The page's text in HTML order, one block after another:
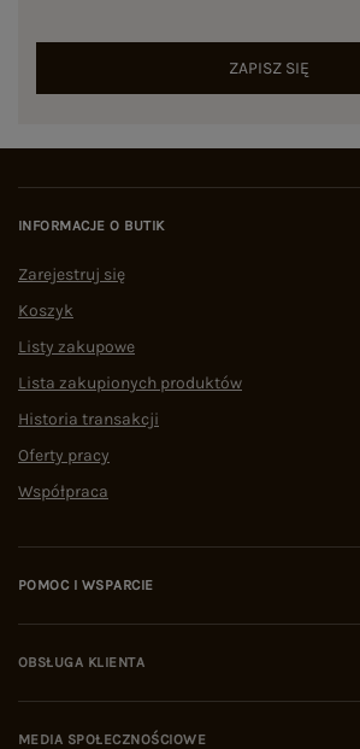
ZAPISZ SIĘ
INFORMACJE O BUTIK
Zarejestruj się
Koszyk
Listy zakupowe
Lista zakupionych produktów
Historia transakcji
Oferty pracy
Współpraca
POMOC I WSPARCIE
OBSŁUGA KLIENTA
MEDIA SPOŁECZNOŚCIOWE